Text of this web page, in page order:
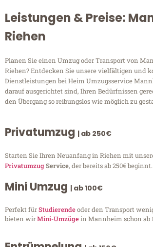
Leistungen & Preise:
Riehen
Planen Sie einen Umzug oder Transport von
Riehen? Entdecken Sie unsere vielfältigen und
Dienstleistungen bei Heim Umzugsservice
darauf ausgerichtet sind, Ihren Bedürfnissen
den Übergang so reibungslos wie möglich zu
Privatumzug | ab 250€
Starten Sie Ihren Neuanfang in Riehen mit
PrivatumzugService, der bereits ab 250€ beginnt.
Mini Umzug | ab 100€
Perfekt fürStudierendeoder den Transport
bieten wirMini-Umzügein Mannheim schon ab